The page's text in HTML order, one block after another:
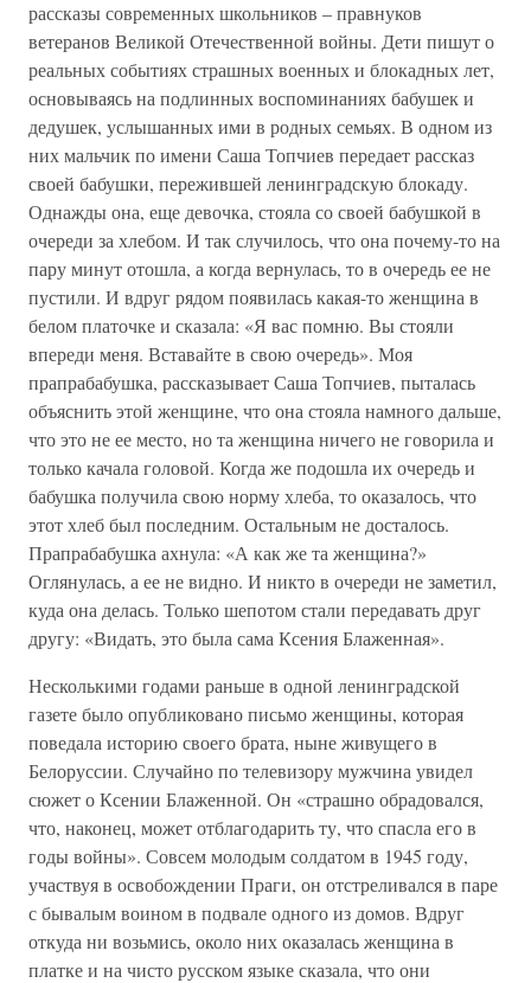
рассказы современных школьников – правнуков
ветеранов Великой Отечественной войны. Дети пишут о
реальных событиях страшных военных и блокадных лет,
основываясь на подлинных воспоминаниях бабушек и
дедушек, услышанных ими в родных семьях. В одном из
них мальчик по имени Саша Топчиев передает рассказ
своей бабушки, пережившей ленинградскую блокаду.
Однажды она, еще девочка, стояла со своей бабушкой в
очереди за хлебом. И так случилось, что она почему-то на
пару минут отошла, а когда вернулась, то в очередь ее не
пустили. И вдруг рядом появилась какая-то женщина в
белом платочке и сказала: «Я вас помню. Вы стояли
впереди меня. Вставайте в свою очередь». Моя
прапрабабушка, рассказывает Саша Топчиев, пыталась
объяснить этой женщине, что она стояла намного дальше,
что это не ее место, но та женщина ничего не говорила и
только качала головой. Когда же подошла их очередь и
бабушка получила свою норму хлеба, то оказалось, что
этот хлеб был последним. Остальным не досталось.
Прапрабабушка ахнула: «А как же та женщина?»
Оглянулась, а ее не видно. И никто в очереди не заметил,
куда она делась. Только шепотом стали передавать друг
другу: «Видать, это была сама Ксения Блаженная».
Несколькими годами раньше в одной ленинградской
газете было опубликовано письмо женщины, которая
поведала историю своего брата, ныне живущего в
Белоруссии. Случайно по телевизору мужчина увидел
сюжет о Ксении Блаженной. Он «страшно обрадовался,
что, наконец, может отблагодарить ту, что спасла его в
годы войны». Совсем молодым солдатом в 1945 году,
участвуя в освобождении Праги, он отстреливался в паре
с бывалым воином в подвале одного из домов. Вдруг
откуда ни возьмись, около них оказалась женщина в
платке и на чисто русском языке сказала, что они